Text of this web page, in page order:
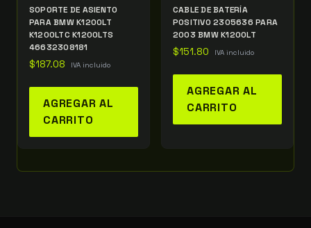
SOPORTE DE ASIENTO
PARA BMW K1200LT
K1200LTC K1200LTS
46632308181
$187.08 IVA incluido
AGREGAR AL
CARRITO
CABLE DE BATERÍA
POSITIVO 2305636 PARA
2003 BMW K1200LT
$151.80 IVA incluido
AGREGAR AL
CARRITO